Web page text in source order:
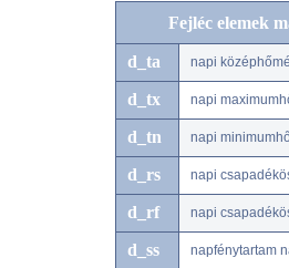
Fejléc elemek
d_ta napi
d_tx napi
d_tn napi
d_rs napi
d_rf napi
d_ss napfénytartam